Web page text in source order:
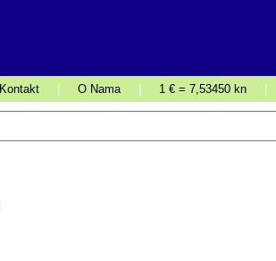
Kontakt O Nama 1 € = 7,53450 kn